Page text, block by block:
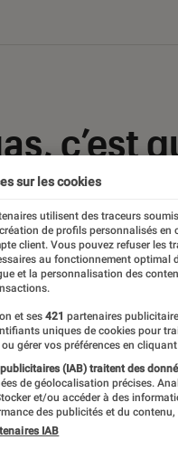
c’est
sur les cookies
utilisent des traceurs
de profils personnalisés
client. Vous pouvez refuser les
au fonctionnement optimal
et la personnalisation des
et ses 421 partenaires
uniques de cookies pour
gérer vos préférences en
(IAB) traitent des
de géolocalisation précises.
et/ou accéder à des
des publicités et du
IAB